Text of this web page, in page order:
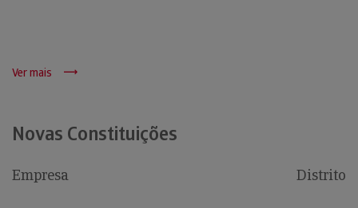
Ver mais
Novas Constituições
Empresa Distrito